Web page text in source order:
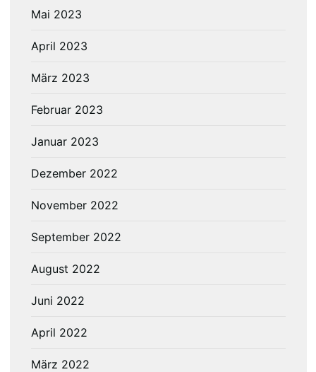
Mai 2023
April 2023
März 2023
Februar 2023
Januar 2023
Dezember 2022
November 2022
September 2022
August 2022
Juni 2022
April 2022
März 2022